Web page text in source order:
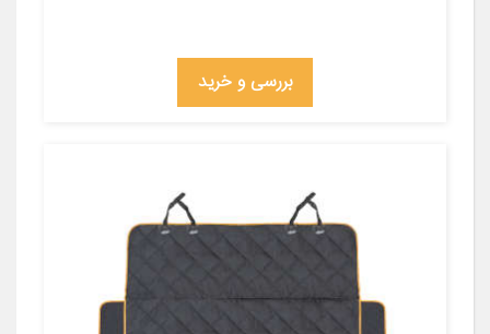
بررسی و خرید